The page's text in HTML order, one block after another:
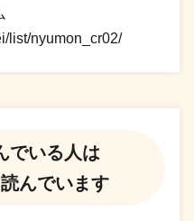
list/nyumon_cr02/
でいる人は
んでいます